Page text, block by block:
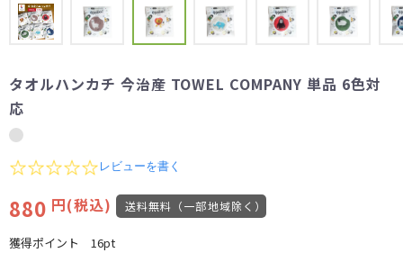
タオルハンカチ 今治産 TOWEL COMPANY 単品 6色対
応
0.0
rating
レビューを書く
880 円(税込) 送料無料（一部地域除く）
獲得ポイント 16pt